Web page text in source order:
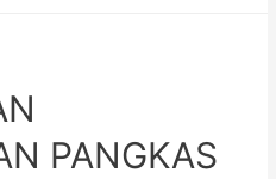
PANGKAS